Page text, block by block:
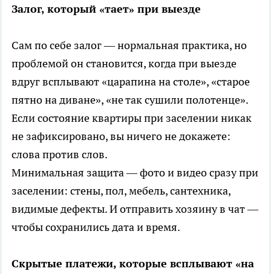
Залог, который «тает» при выезде
Сам по себе залог — нормальная практика, но
проблемой он становится, когда при выезде
вдруг всплывают «царапина на столе», «старое
пятно на диване», «не так сушили полотенце».
Если состояние квартиры при заселении никак
не зафиксировано, вы ничего не докажете:
слова против слов.
Минимальная защита — фото и видео сразу при
заселении: стены, пол, мебель, сантехника,
видимые дефекты. И отправить хозяину в чат —
чтобы сохранились дата и время.
Скрытые платежи, которые всплывают «на